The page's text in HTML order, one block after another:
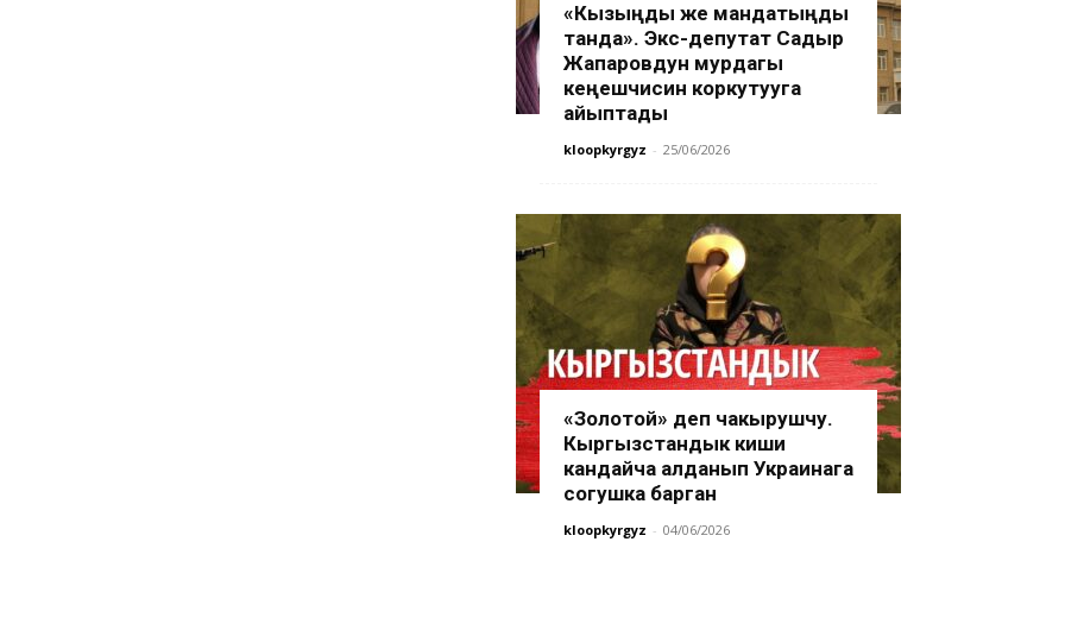
«Кызыңды же мандатыңды
танда». Экс-депутат Садыр
Жапаровдун мурдагы
кеңешчисин коркутууга
айыптады
kloopkyrgyz - 25/06/2026
«Золотой» деп чакырушчу.
Кыргызстандык киши
кандайча алданып Украинага
согушка барган
kloopkyrgyz - 04/06/2026